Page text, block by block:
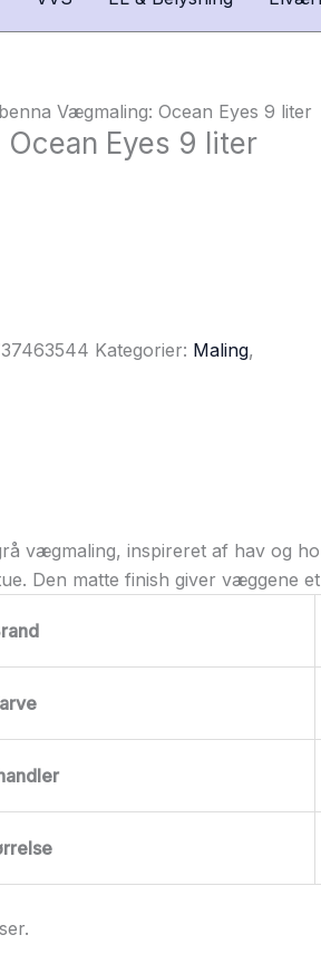
Vægmaling: Ocean Eyes 9 liter
Eyes 9 liter
Kategorier: Maling,
vægmaling, inspireret af hav og
Den matte finish giver væggene